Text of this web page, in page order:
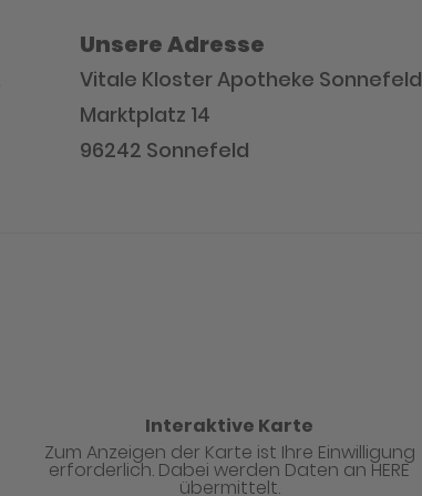
Unsere Adresse
Vitale Kloster Apotheke Sonnefeld
Marktplatz 14
96242 Sonnefeld
Interaktive Karte
Zum Anzeigen der Karte ist Ihre Einwilligung
erforderlich. Dabei werden Daten an HERE
übermittelt.